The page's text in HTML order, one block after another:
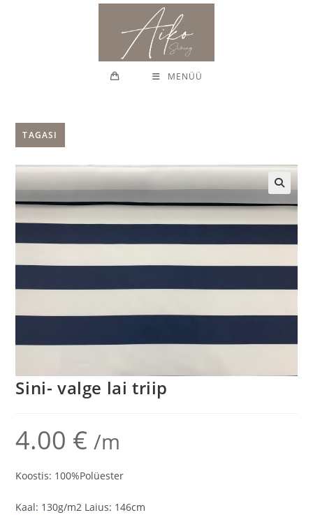
MENÜÜ
TAGASI
🔍
Sini- valge lai triip
4.00 € /m
Koostis: 100%Polüester
Kaal: 130g/m2 Laius: 146cm